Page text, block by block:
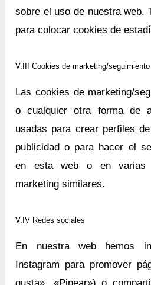
sobre el uso de nuestra web.
para colocar cookies de
V.III Cookies de marketing/seguimiento
Las cookies de marketing/
o cualquier otra forma de
usadas para crear perfiles
publicidad o para hacer el
en esta web o en varias
marketing similares.
V.IV Redes sociales
En nuestra web hemos
Instagram para promover